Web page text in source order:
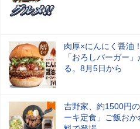
肉厚×にんにく醤油
「おろしバーガー
る。8月5日から
吉野家、約1500円
ーキ定食」ご飯おか